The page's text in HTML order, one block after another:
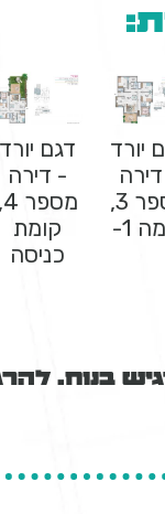
יורד
מספר 3,
1-
דגם יורד
- דירה
מספר 4,
קומת
כניסה
בנוח.